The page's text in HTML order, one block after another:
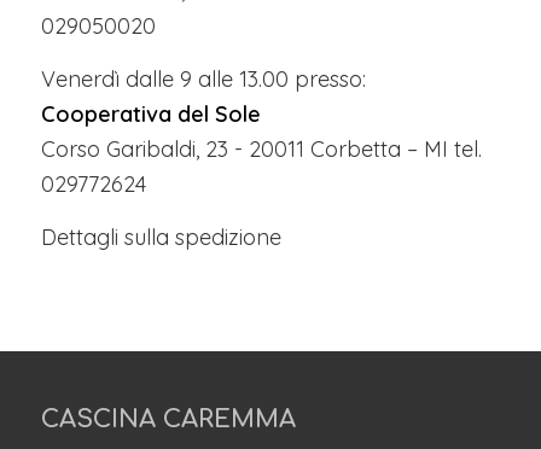
029050020
Venerdì dalle 9 alle 13.00 presso:
Cooperativa del Sole
Corso Garibaldi, 23 - 20011 Corbetta – MI tel.
029772624
Dettagli sulla spedizione
CASCINA CAREMMA